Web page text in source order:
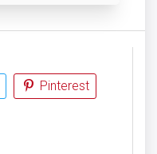
Pinterest